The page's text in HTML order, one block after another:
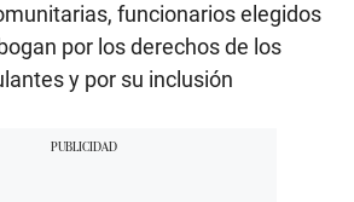
funcionarios elegidos
por los derechos de los
y por su inclusión